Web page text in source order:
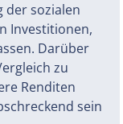
der sozialen
Investitionen,
Darüber
zu
Renditen
sein